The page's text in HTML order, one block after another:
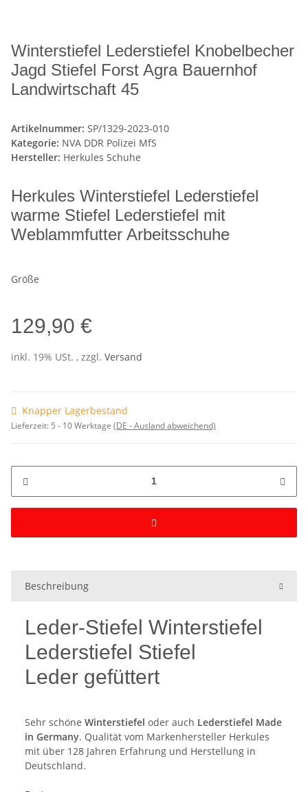
Winterstiefel Lederstiefel Knobelbecher
Jagd Stiefel Forst Agra Bauernhof
Landwirtschaft 45
Artikelnummer: SP/1329-2023-010
Kategorie: NVA DDR Polizei MfS
Hersteller: Herkules Schuhe
Herkules Winterstiefel Lederstiefel
warme Stiefel Lederstiefel mit
Weblammfutter Arbeitsschuhe
Größe
129,90 €
inkl. 19% USt. , zzgl. Versand
Knapper Lagerbestand
Lieferzeit: 5 - 10 Werktage (DE - Ausland abweichend)
Beschreibung
Leder-Stiefel Winterstiefel
Lederstiefel Stiefel
Leder gefüttert
Sehr schöne Winterstiefel oder auch Lederstiefel Made
in Germany. Qualität vom Markenhersteller Herkules
mit über 128 Jahren Erfahrung und Herstellung in
Deutschland.